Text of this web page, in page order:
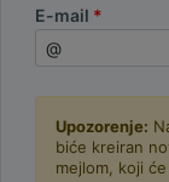
E-mail
Upozorenje:
biće kreiran
mejlom, koji